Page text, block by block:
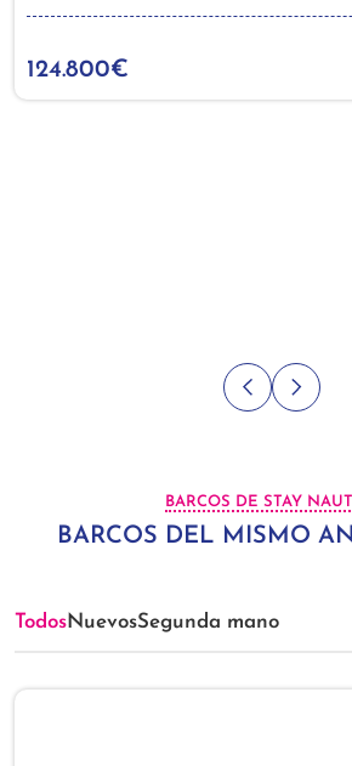
124.800€
BARCOS DE STAY
BARCOS DEL MISMO
TodosNuevosSegunda mano